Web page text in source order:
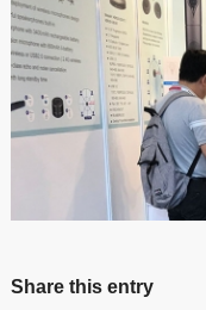
Share this entry